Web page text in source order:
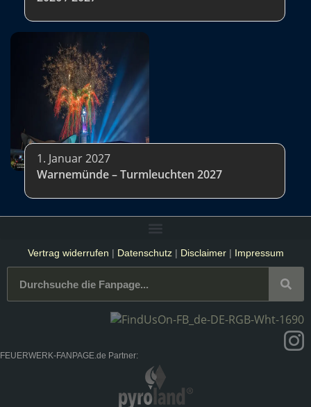
1. Januar 2027
Warnemünde – Turmleuchten 2027
Vertrag widerrufen | Datenschutz| Disclaimer| Impressum
FEUERWERK-FANPAGE.de Partner: